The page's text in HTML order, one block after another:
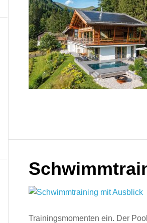
Trainingsmomenten ein. Der